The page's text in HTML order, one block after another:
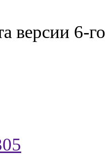
версии 6-